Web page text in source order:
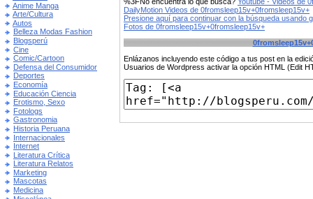
Anime Manga
Arte/Cultura
Autos
Belleza Modas Fashion
Blogsperú
Cine
Comic/Cartoon
Defensa del Consumidor
Deportes
Economía
Educación Ciencia
Erotismo, Sexo
Fotologs
Gastronomia
Historia Peruana
Internacionales
Internet
Literatura Crítica
Literatura Relatos
Marketing
Mascotas
Medicina
DailyMotion Videos de 0fromsleep15v+0fromsleep15v+
Presione aquí para continuar con la búsqueda usando
Fotos de 0fromsleep15v+0fromsleep15v+
Enlázanos incluyendo este código a tus post en la
Usuarios de Wordpress activar la opción HTML (Edit